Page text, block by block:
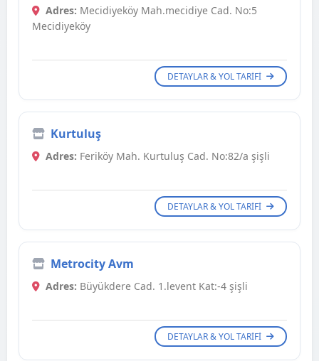
Adres: Mecidiyeköy Mah.mecidiye Cad. No:5
Mecidiyeköy
DETAYLAR & YOL TARIFI
Kurtuluş
Adres: Feriköy Mah. Kurtuluş Cad. No:82/a şişli
DETAYLAR & YOL TARIFI
Metrocity Avm
Adres: Büyükdere Cad. 1.levent Kat:-4 şişli
DETAYLAR & YOL TARIFI